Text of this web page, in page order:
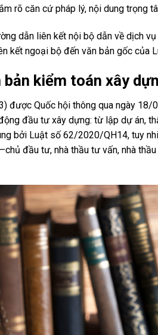
rõ căn cứ pháp lý, nội dung trọng
dẫn liên kết nội bộ dẫn về dịch
kết ngoại bộ đến văn bản gốc của
kiểm toán xây
được Quốc hội thông qua ngày
đầu tư xây dựng: từ lập dự án,
bởi Luật số 62/2020/QH14, tuy
đầu tư, nhà thầu tư vấn, nhà